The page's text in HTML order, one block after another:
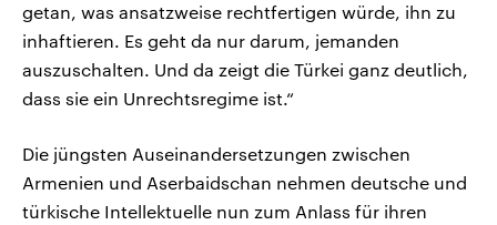
getan, was ansatzweise rechtfertigen würde, ihn zu
inhaftieren. Es geht da nur darum, jemanden
auszuschalten. Und da zeigt die Türkei ganz deutlich,
dass sie ein Unrechtsregime ist.“
Die jüngsten Auseinandersetzungen zwischen
Armenien und Aserbaidschan nehmen deutsche und
türkische Intellektuelle nun zum Anlass für ihren